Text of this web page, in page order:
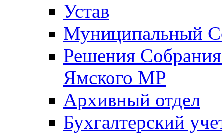
Устав
Муниципальный
Решения
Ямского МР
Архивный отдел
Бухгалтерский